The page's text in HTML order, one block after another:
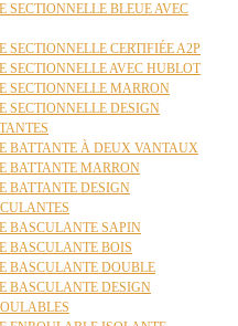
SECTIONNELLE BLEUE AVEC
SECTIONNELLE CERTIFIÉE A2P
SECTIONNELLE AVEC HUBLOT
SECTIONNELLE MARRON
SECTIONNELLE DESIGN
BATTANTE À DEUX VANTAUX
BATTANTE MARRON
BATTANTE DESIGN
BASCULANTE SAPIN
BASCULANTE BOIS
BASCULANTE DOUBLE
BASCULANTE DESIGN